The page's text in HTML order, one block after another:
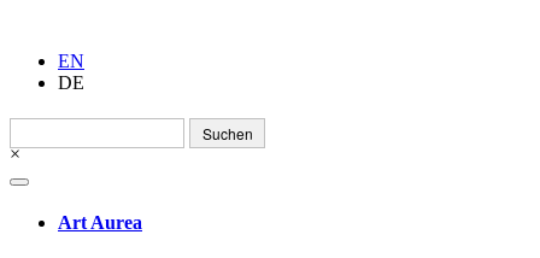
EN
DE
Suchen
nach:
×
Art Aurea